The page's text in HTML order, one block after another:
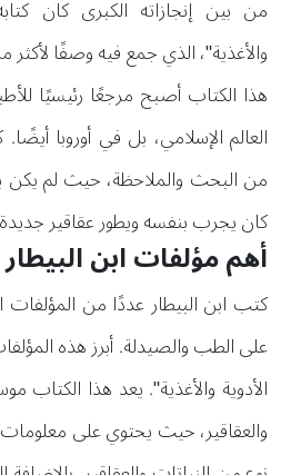
من بين إنجازاته الكبرى كان
هذا الكتاب أصبح مرجعًا رئيسيًا
العالم الإسلامي، بل في أوروبا
من البحث والملاحظة، حيث لم يكن
كان يجرب بنفسه ويطور عقاقير
أهم مؤلفات ابن البيطار
كتب ابن البيطار عددًا من
على الطب والصيدلة. أبرز هذه
الأدوية والأغذية". يعد هذا الكتاب